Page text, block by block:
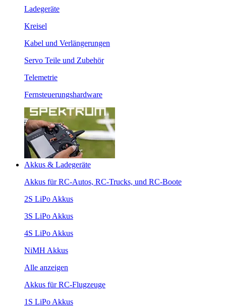
Ladegeräte
Kreisel
Kabel und Verlängerungen
Servo Teile und Zubehör
Telemetrie
Fernsteuerungshardware
Akkus & Ladegeräte
Akkus für RC-Autos, RC-Trucks, und RC-Boote
2S LiPo Akkus
3S LiPo Akkus
4S LiPo Akkus
NiMH Akkus
Alle anzeigen
Akkus für RC-Flugzeuge
1S LiPo Akkus